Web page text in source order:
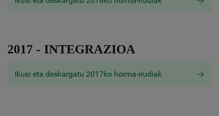
2017 - INTEGRAZIOA
Ikusi eta deskargatu 2017ko horma-irudiak